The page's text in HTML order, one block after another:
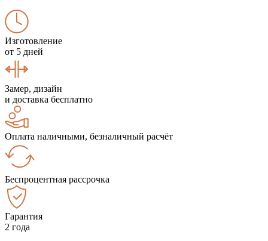
Изготовление
от 5 дней
Замер, дизайн
и доставка бесплатно
Оплата наличными, безналичный расчёт
Беспроцентная рассрочка
Гарантия
2 года